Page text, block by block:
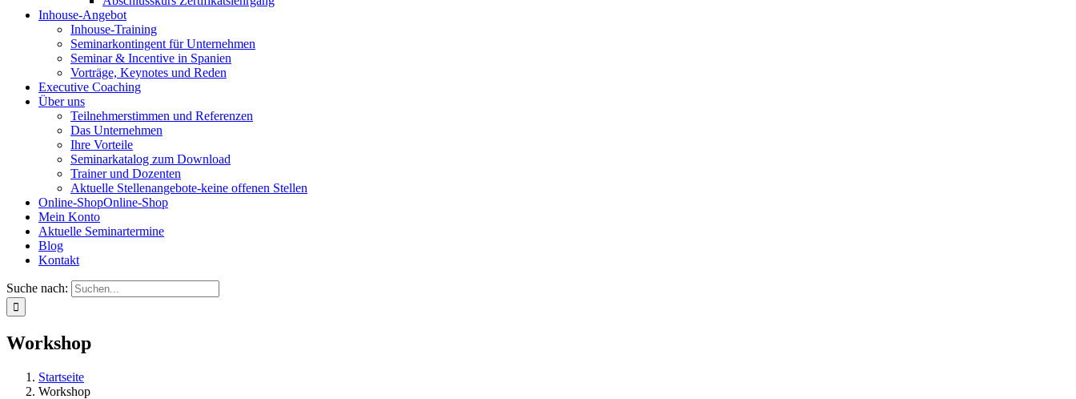
Inhouse-Angebot
Inhouse-Training
Seminarkontingent für Unternehmen
Seminar & Incentive in Spanien
Vorträge, Keynotes und Reden
Executive Coaching
Über uns
Teilnehmerstimmen und Referenzen
Das Unternehmen
Ihre Vorteile
Seminarkatalog zum Download
Trainer und Dozenten
Aktuelle Stellenangebote-keine offenen Stellen
Online-ShopOnline-Shop
Mein Konto
Aktuelle Seminartermine
Blog
Kontakt
Suche nach:
Workshop
Startseite
Workshop